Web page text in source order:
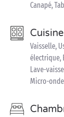
Canapé,
Cuisine
Vaisselle,
électrique,
Lave-
Micro-